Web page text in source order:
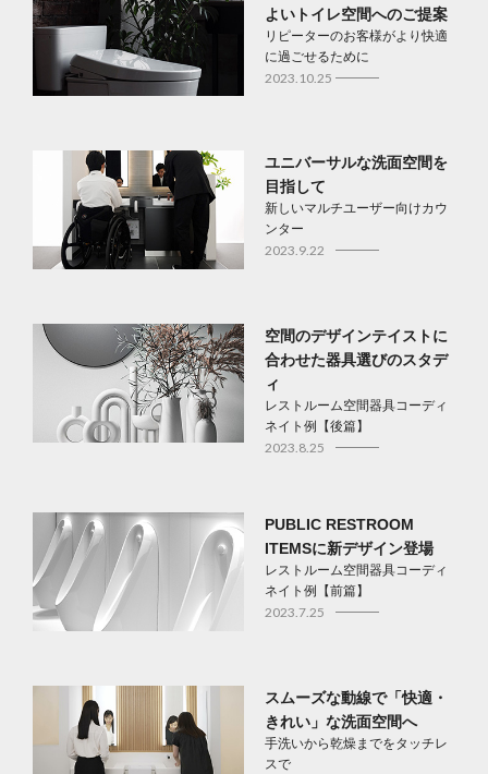
よいトイレ空間へのご提案
リピーターのお客様がより快適
に過ごせるために
2023.10.25
ユニバーサルな洗面空間を
目指して
新しいマルチユーザー向けカウ
ンター
2023.9.22
空間のデザインテイストに
合わせた器具選びのスタデ
ィ
レストルーム空間器具コーディ
ネイト例【後篇】
2023.8.25
PUBLIC RESTROOM
ITEMSに新デザイン登場
レストルーム空間器具コーディ
ネイト例【前篇】
2023.7.25
スムーズな動線で「快適・
きれい」な洗面空間へ
手洗いから乾燥までをタッチレ
スで